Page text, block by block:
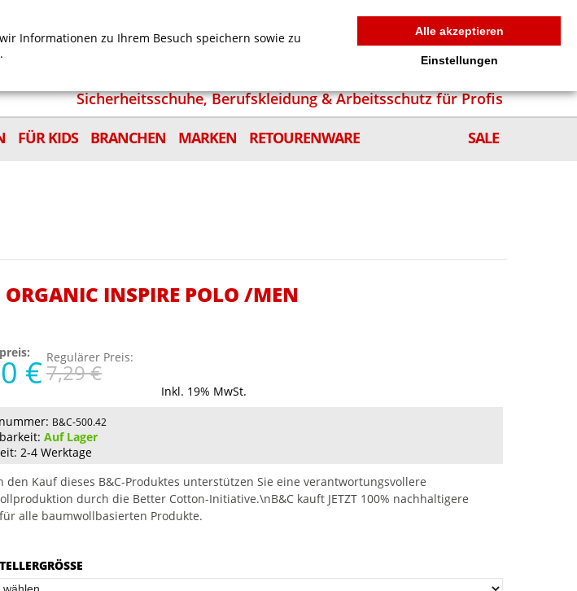
MEIN WARENKORB 0
Sicherheitsschuhe, Berufskleidung & Arbeitsschutz für Profis
FÜR KIDS BRANCHEN MARKEN RETOURENWARE SALE
ORGANIC INSPIRE POLO /MEN
€ Regulärer Preis:
7,29 €
Inkl. 19% MwSt.
B&C-500.42
Auf Lager
2-4 Werktage
den Kauf dieses B&C-Produktes unterstützen Sie eine verantwortungsvollere
durch die Better Cotton-Initiative.\nB&C kauft JETZT 100% nachhaltigere
alle baumwollbasierten Produkte.
Informationen zu Ihrem Besuch speichern sowie zu
Alle akzeptieren
Einstellungen